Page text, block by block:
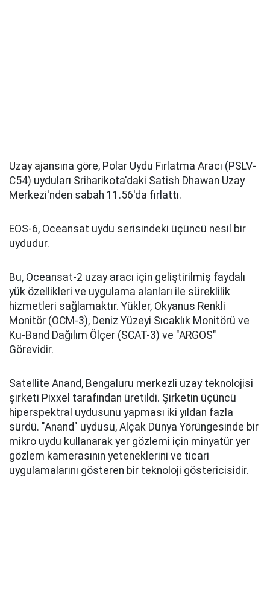
Uzay ajansına göre, Polar Uydu Fırlatma Aracı (PSLV-
C54) uyduları Sriharikota'daki Satish Dhawan Uzay
Merkezi'nden sabah 11.56'da fırlattı.
EOS-6, Oceansat uydu serisindeki üçüncü nesil bir
uydudur.
Bu, Oceansat-2 uzay aracı için geliştirilmiş faydalı
yük özellikleri ve uygulama alanları ile süreklilik
hizmetleri sağlamaktır. Yükler, Okyanus Renkli
Monitör (OCM-3), Deniz Yüzeyi Sıcaklık Monitörü ve
Ku-Band Dağılım Ölçer (SCAT-3) ve "ARGOS"
Görevidir.
Satellite Anand, Bengaluru merkezli uzay teknolojisi
şirketi Pixxel tarafından üretildi. Şirketin üçüncü
hiperspektral uydusunu yapması iki yıldan fazla
sürdü. "Anand" uydusu, Alçak Dünya Yörüngesinde bir
mikro uydu kullanarak yer gözlemi için minyatür yer
gözlem kamerasının yeteneklerini ve ticari
uygulamalarını gösteren bir teknoloji göstericisidir.